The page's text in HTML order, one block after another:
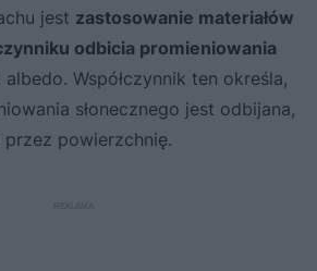
jest zastosowanie materiałów
odbicia promieniowania
albedo. Współczynnik ten określa,
słonecznego jest odbijana,
przez powierzchnię.